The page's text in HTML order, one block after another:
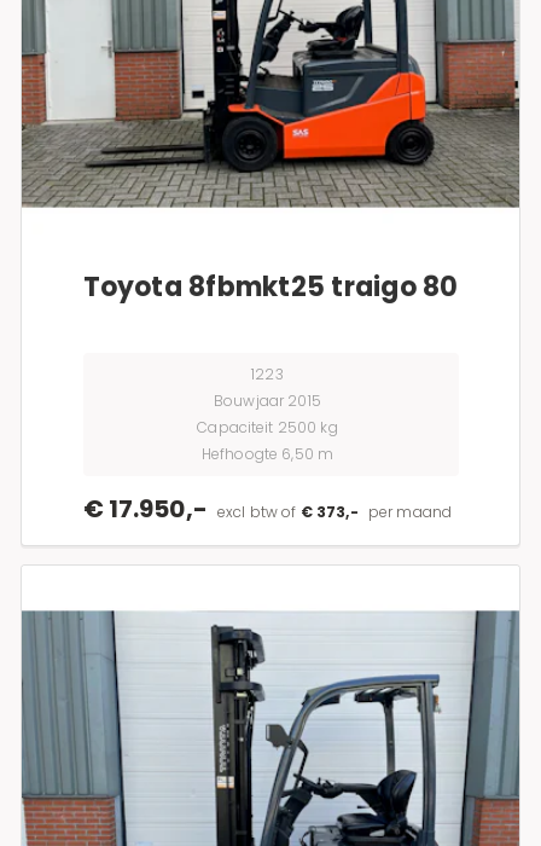
Toyota 8fbmkt25 traigo 80
1223
Bouwjaar 2015
Capaciteit 2500 kg
Hefhoogte 6,50 m
€ 17.950,- excl btw of € 373,- per maand